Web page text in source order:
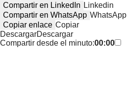
Compartir en LinkedIn Linkedin
Compartir en WhatsApp WhatsApp
Copiar enlace Copiar
DescargarDescargar
Compartir desde el minuto:00:00